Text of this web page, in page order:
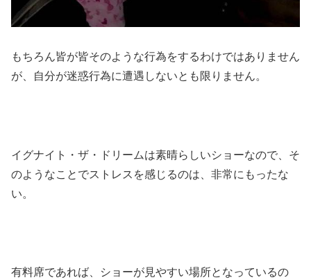
もちろん皆が皆そのような行為をするわけではありません
が、自分が迷惑行為に遭遇しないとも限りません。
イグナイト・ザ・ドリームは素晴らしいショーなので、そ
のようなことでストレスを感じるのは、非常にもったな
い。
有料席であれば、ショーが見やすい場所となっているの